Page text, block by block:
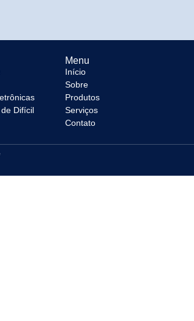
Difícil
Menu
Início
Sobre
Produtos
Serviços
Contato